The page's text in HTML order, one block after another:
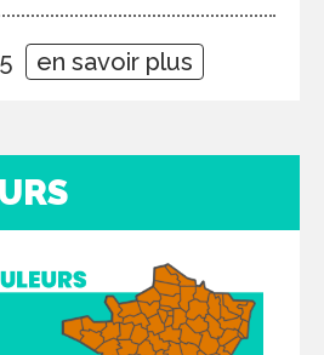
en savoir plus